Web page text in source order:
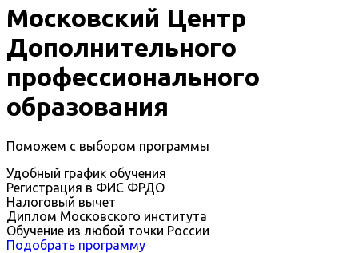
Московский Центр
Дополнительного
профессионального
образования
Поможем с выбором программы
Удобный график обучения
Регистрация в ФИС ФРДО
Налоговый вычет
Диплом Московского института
Обучение из любой точки России
Подобрать программу